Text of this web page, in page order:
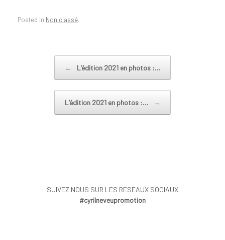
Posted in Non classé.
← L’édition 2021 en photos :…
L’édition 2021 en photos :… →
SUIVEZ NOUS SUR LES RESEAUX SOCIAUX
#cyrilneveupromotion